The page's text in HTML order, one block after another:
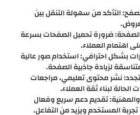
التأكد من سهولة التنقل بين
ضرورة تحميل الصفحات بسرعة
اهتمام العملاء.
بشكل احترافي: استخدام صور عالية
لزيادة جاذبية الصفحة.
نشر محتوى تعليمي، مراجعات
الحالة لبناء ثقة العملاء.
والمهنية: تقديم دعم سريع وفعال
تجربة المستخدم ويزيد من التفاعل.